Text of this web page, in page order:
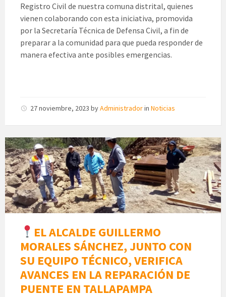
Registro Civil de nuestra comuna distrital, quienes
vienen colaborando con esta iniciativa, promovida
por la Secretaría Técnica de Defensa Civil, a fin de
preparar a la comunidad para que pueda responder de
manera efectiva ante posibles emergencias.
27 noviembre, 2023 byAdministradorin Noticias
EL ALCALDE GUILLERMO
MORALES SÁNCHEZ, JUNTO CON
SU EQUIPO TÉCNICO, VERIFICA
AVANCES EN LA REPARACIÓN DE
PUENTE EN TALLAPAMPA